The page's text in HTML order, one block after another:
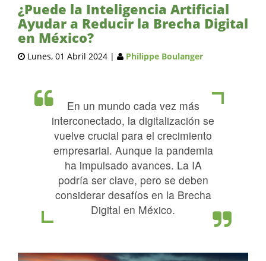
¿Puede la Inteligencia Artificial
Ayudar a Reducir la Brecha Digital
en México?
Lunes, 01 Abril 2024 | Philippe Boulanger
En un mundo cada vez más
interconectado, la digitalización se
vuelve crucial para el crecimiento
empresarial. Aunque la pandemia
ha impulsado avances. La IA
podría ser clave, pero se deben
considerar desafíos en la Brecha
Digital en México.